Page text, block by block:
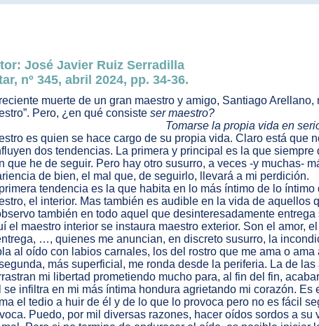
José Javier Ruiz Serradilla
nº 345, abril 2024, pp. 34-36.
muerte de un gran maestro y amigo, Santiago Arellano,
Pero, ¿en qué consiste ser maestro?
Tomarse la propia vida en
es quien se hace cargo de su propia vida. Claro está que
dos tendencias. La primera y principal es la que siempre
que he de seguir. Pero hay otro susurro, a veces -y muchas-
de bien, el mal que, de seguirlo, llevará a mi perdición.
tendencia es la que habita en lo más íntimo de lo íntimo
el interior. Mas también es audible en la vida de aquellos
también en todo aquel que desinteresadamente entrega
el maestro interior se instaura maestro exterior. Son el amor,
…, quienes me anuncian, en discreto susurro, la
al oído con labios carnales, los del rostro que me ama o ama
más superficial, me ronda desde la periferia. La de
mi libertad prometiendo mucho para, al fin del fin,
se infiltra en mi más íntima hondura agrietando mi corazón. Es
el tedio a huir de él y de lo que lo provoca pero no es fácil
Puedo, por mil diversas razones, hacer oídos sordos a